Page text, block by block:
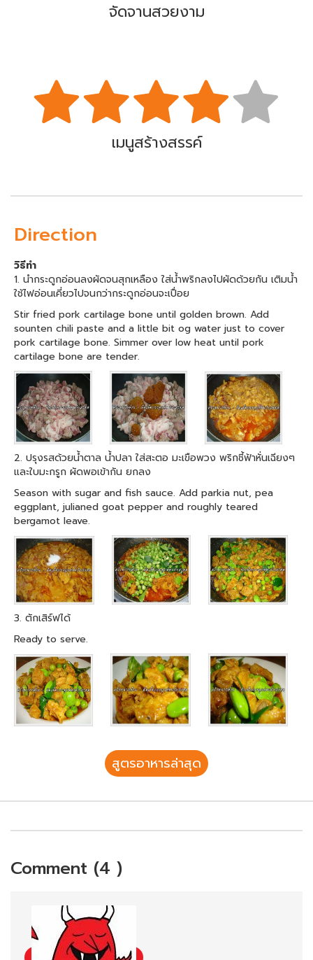
จัดจานสวยงาม
เมนูสร้างสรรค์
Direction
วิธีทำ
1. นำกระดูกอ่อนลงผัดจนสุกเหลือง ใส่น้ำพริกลงไปผัดด้วยกัน เติมน้ำ
ใช้ไฟอ่อนเคี่ยวไปจนกว่ากระดูกอ่อนจะเปื่อย
Stir fried pork cartilage bone until golden brown. Add
sounten chili paste and a little bit og water just to cover
pork cartilage bone. Simmer over low heat until pork
cartilage bone are tender.
2. ปรุงรสด้วยน้ำตาล น้ำปลา ใส่สะตอ มะเขือพวง พริกชี้ฟ้าหั่นเฉียงๆ
และใบมะกรูก ผัดพอเข้ากัน ยกลง
Season with sugar and fish sauce. Add parkia nut, pea
eggplant, julianed goat pepper and roughly teared
bergamot leave.
3. ตักเสิร์ฟได้
Ready to serve.
สูตรอาหารล่าสุด
Comment (4 )